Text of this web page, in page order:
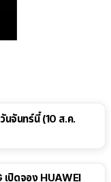
นจันทร์นี้ (10 ส.ค.
เปิดจอง HUAWEI